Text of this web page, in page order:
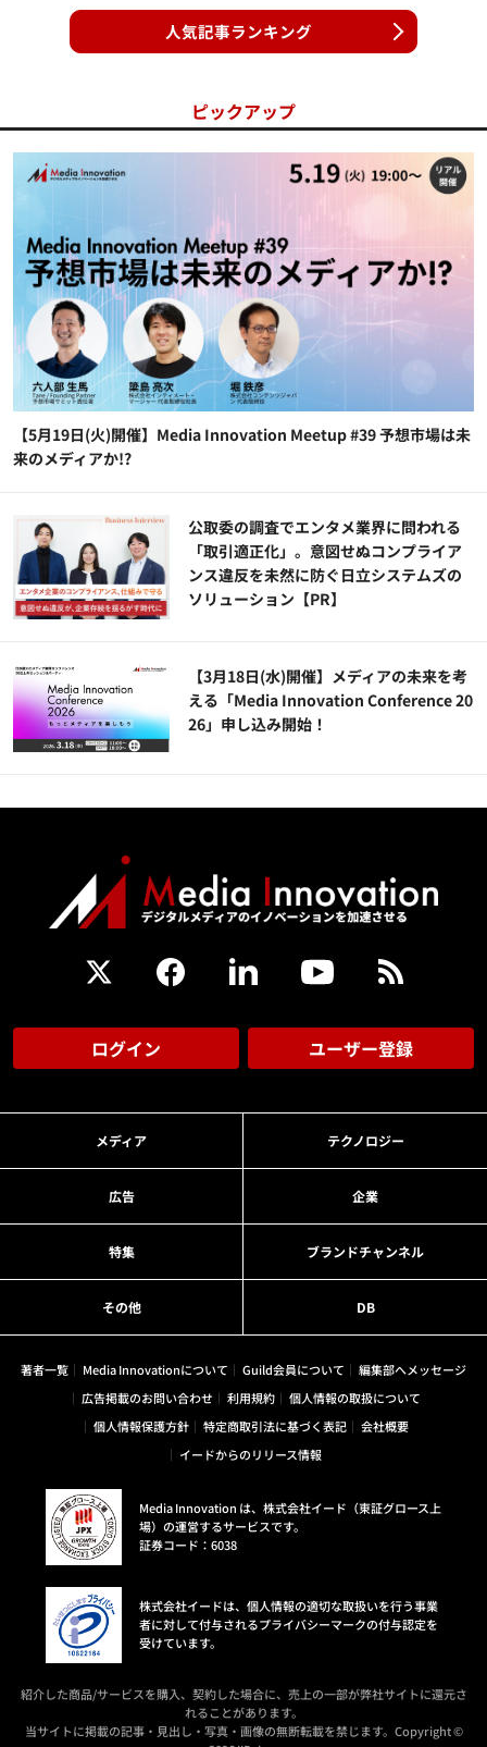
人気記事ランキング
ピックアップ
【5月19日(火)開催】Media Innovation Meetup #39 予想市場は未
来のメディアか!?
公​​取委の調査でエンタメ業界に問われる
「取引適正化」。意図せぬコンプライア
ンス違反を未然に防ぐ日立システムズの
ソリューション​【PR】
【3月18日(水)開催】メディアの未来を考
える「Media Innovation Conference 20
26」申し込み開始！
ログイン ユーザー登録
メディア テクノロジー
広告 企業
特集 ブランドチャンネル
その他 DB
著者一覧 Media Innovationについて Guild会員について
編集部へメッセージ
広告掲載のお問い合わせ
利用規約
個人情報の取扱について
個人情報保護方針
特定商取引法に基づく表記
会社概要
イードからのリリース情報
Media Innovation は、株式会社イード（東証グロース上
場）の運営するサービスです。
証券コード：6038
株式会社イードは、個人情報の適切な取扱いを行う事業
者に対して付与されるプライバシーマークの付与認定を
受けています。
紹介した商品/サービスを購入、契約した場合に、売上の一部が弊社サイトに還元さ
れることがあります。
当サイトに掲載の記事・見出し・写真・画像の無断転載を禁じます。Copyright ©